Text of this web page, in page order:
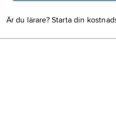
Är du lärare? Starta din